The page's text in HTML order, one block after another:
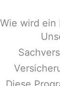
Wie wird ein